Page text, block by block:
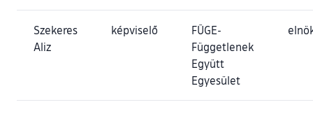
Szekeres
Aliz
képviselő
FÜGE-
Függetlenek
Együtt
Egyesület